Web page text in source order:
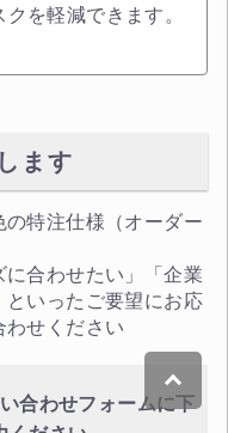
を軽減できます。
ます
特注仕様（オーダー
に合わせたい」「企業
いったご要望にお応
わせください
合わせフォームに下